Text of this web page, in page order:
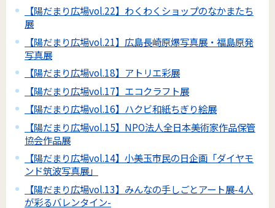
【陽だまり広場vol.22】わくわくショップのなかまたち
展
【陽だまり広場vol.21】広島長崎原爆写真展・福島原発
写真展
【陽だまり広場vol.18】アトリエ彩展
【陽だまり広場vol.17】エコクラフト展
【陽だまり広場vol.16】ハクビ和紙ちぎり絵展
【陽だまり広場vol.15】NPO法人全日本美術家作品保管
協会作品展
【陽だまり広場vol.14】小美玉市民の日企画「ダイヤモ
ンド筑波写真展」
【陽だまり広場vol.13】みんなの手しごとアート展-4人
が彩るバレンタイン-